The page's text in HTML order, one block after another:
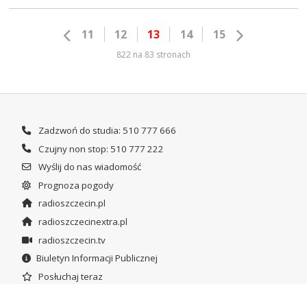
11 12 13 14 15
822 na 83 stronach
Zadzwoń do studia: 510 777 666
Czujny non stop: 510 777 222
Wyślij do nas wiadomość
Prognoza pogody
radioszczecin.pl
radioszczecinextra.pl
radioszczecin.tv
Biuletyn Informacji Publicznej
Posłuchaj teraz